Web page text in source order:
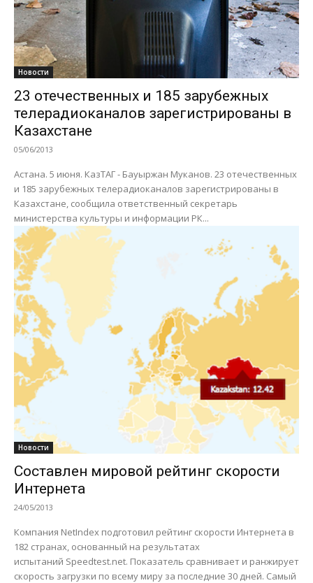
Новости
23 отечественных и 185 зарубежных
телерадиоканалов зарегистрированы в
Казахстане
05/06/2013
Астана. 5 июня. КазТАГ - Бауыржан Муканов. 23 отечественных
и 185 зарубежных телерадиоканалов зарегистрированы в
Казахстане, сообщила ответственный секретарь
министерства культуры и информации РК...
Новости
Составлен мировой рейтинг скорости
Интернета
24/05/2013
Компания NetIndex подготовил рейтинг скорости Интернета в
182 странах, основанный на результатах
испытаний Speedtest.net. Показатель сравнивает и ранжирует
скорость загрузки по всему миру за последние 30 дней. Самый